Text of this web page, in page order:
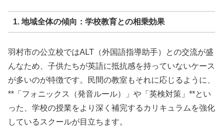
1. 地域全体の傾向：学校教育との相乗効果
羽村市の公立校ではALT（外国語指導助手）との交流が盛
んなため、子供たちが英語に抵抗感を持っていないケース
が多いのが特徴です。民間の教室もそれに応じるように、
**「フォニックス（発音ルール）」や「英検対策」**とい
った、学校の授業をより深く補完するカリキュラムを強化
しているスクールが目立ちます。